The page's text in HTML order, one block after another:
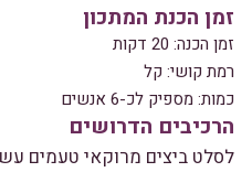
זמן הכנת המתכון
זמן הכנה: 20 דקות
רמת קושי: קל
כמות: מספיק לכ-6 אנשים
הרכיבים הדרושים
לסלט ביצים מרוקאי טעמים